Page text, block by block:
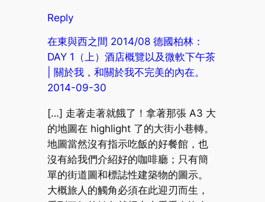
Reply
在東與西之間 2014/08 德國柏林：
DAY 1（上）酒店概覽以及微軟下午茶
| 關於我，和關於我不完美的內在。
2014-09-30
[…] 走著走著就餓了！拿著那張 A3 大
的地圖在 highlight 了的大街小巷轉。
地圖當然沒有指示吃飯的好餐館，也
沒有給我們介紹好的咖啡廳；只有簡
單的街道圖和標誌性建築物的圖示。
大概旅人的觸角必須在此迎刃而生，